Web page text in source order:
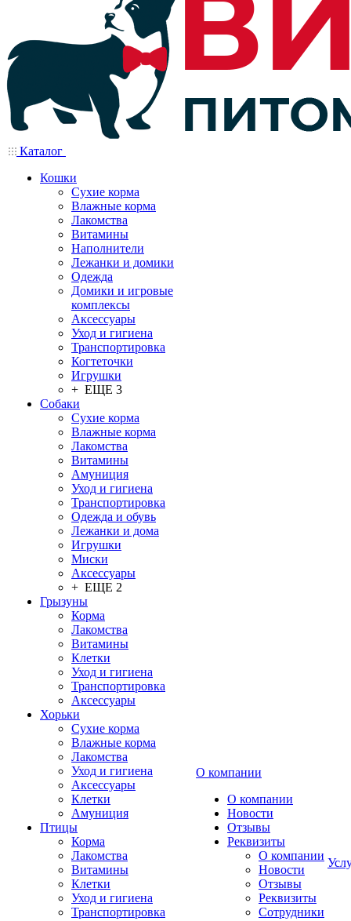
Каталог
Кошки
Сухие корма
Влажные корма
Лакомства
Витамины
Наполнители
Лежанки и домики
Одежда
Домики и игровые
комплексы
Аксессуары
Уход и гигиена
Транспортировка
Когтеточки
Игрушки
+ ЕЩЕ 3
Собаки
Сухие корма
Влажные корма
Лакомства
Витамины
Амуниция
Уход и гигиена
Транспортировка
Одежда и обувь
Лежанки и дома
Игрушки
Миски
Аксессуары
+ ЕЩЕ 2
Грызуны
Корма
Лакомства
Витамины
Клетки
Уход и гигиена
Транспортировка
Аксессуары
Хорьки
Сухие корма
Влажные корма
Лакомства
Уход и гигиена
Аксессуары
Клетки
Амуниция
Птицы
Корма
Лакомства
Витамины
Клетки
Уход и гигиена
Транспортировка
О компании
О компании
Новости
Отзывы
Реквизиты
О компании
Новости
Отзывы
Реквизиты
Сотрудники